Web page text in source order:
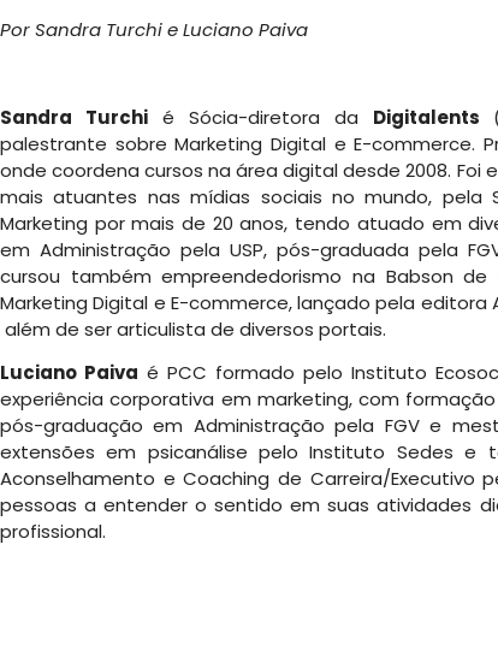
Por Sandra Turchi e Luciano Paiva
Sandra Turchi é Sócia-diretora da Digitalents
palestrante sobre Marketing Digital e E-commerce.
onde coordena cursos na área digital desde 2008. Foi
mais atuantes nas mídias sociais no mundo, pela
Marketing por mais de 20 anos, tendo atuado em
em Administração pela USP, pós-graduada pela
cursou também empreendedorismo na Babson
Marketing Digital e E-commerce, lançado pela editora
além de ser articulista de diversos portais.
Luciano Paiva é PCC formado pelo Instituto
experiência corporativa em marketing, com formação
pós-graduação em Administração pela FGV e
extensões em psicanálise pelo Instituto Sedes e
Aconselhamento e Coaching de Carreira/Executivo
pessoas a entender o sentido em suas atividades
profissional.